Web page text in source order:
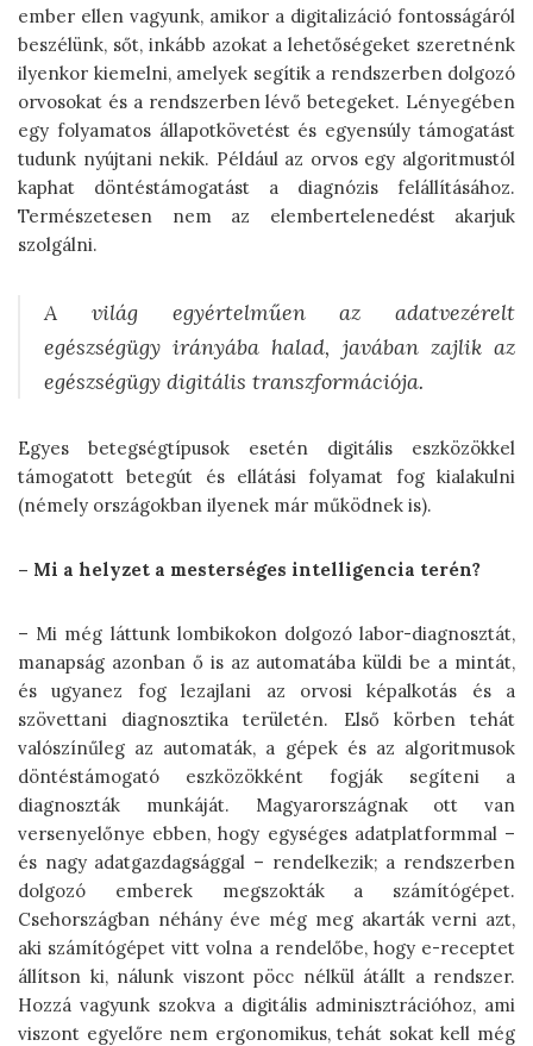
ember ellen vagyunk, amikor a digitalizáció fontosságáról
beszélünk, sőt, inkább azokat a lehetőségeket szeretnénk
ilyenkor kiemelni, amelyek segítik a rendszerben dolgozó
orvosokat és a rendszerben lévő betegeket. Lényegében
egy folyamatos állapotkövetést és egyensúly támogatást
tudunk nyújtani nekik. Például az orvos egy algoritmustól
kaphat döntéstámogatást a diagnózis felállításához.
Természetesen nem az elembertelenedést akarjuk
szolgálni.
A világ egyértelműen az adatvezérelt
egészségügy irányába halad, javában zajlik az
egészségügy digitális transzformációja.
Egyes betegségtípusok esetén digitális eszközökkel
támogatott betegút és ellátási folyamat fog kialakulni
(némely országokban ilyenek már működnek is).
– Mi a helyzet a mesterséges intelligencia terén?
– Mi még láttunk lombikokon dolgozó labor-diagnosztát,
manapság azonban ő is az automatába küldi be a mintát,
és ugyanez fog lezajlani az orvosi képalkotás és a
szövettani diagnosztika területén. Első körben tehát
valószínűleg az automaták, a gépek és az algoritmusok
döntéstámogató eszközökként fogják segíteni a
diagnoszták munkáját. Magyarországnak ott van
versenyelőnye ebben, hogy egységes adatplatformmal –
és nagy adatgazdagsággal – rendelkezik; a rendszerben
dolgozó emberek megszokták a számítógépet.
Csehországban néhány éve még meg akarták verni azt,
aki számítógépet vitt volna a rendelőbe, hogy e-receptet
állítson ki, nálunk viszont pöcc nélkül átállt a rendszer.
Hozzá vagyunk szokva a digitális adminisztrációhoz, ami
viszont egyelőre nem ergonomikus, tehát sokat kell még